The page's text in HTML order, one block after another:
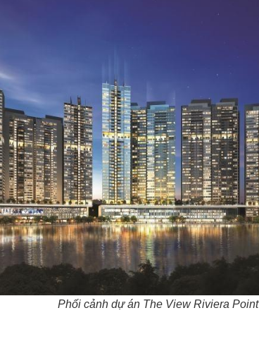
Phối cảnh dự án The View Riviera Point